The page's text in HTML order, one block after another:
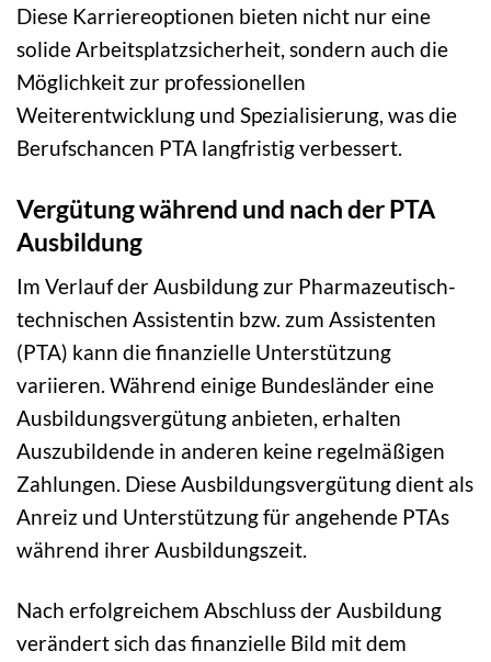
Diese Karriereoptionen bieten nicht nur eine
solide Arbeitsplatzsicherheit, sondern auch die
Möglichkeit zur professionellen
Weiterentwicklung und Spezialisierung, was die
Berufschancen PTA langfristig verbessert.
Vergütung während und nach der PTA
Ausbildung
Im Verlauf der Ausbildung zur Pharmazeutisch-
technischen Assistentin bzw. zum Assistenten
(PTA) kann die finanzielle Unterstützung
variieren. Während einige Bundesländer eine
Ausbildungsvergütung anbieten, erhalten
Auszubildende in anderen keine regelmäßigen
Zahlungen. Diese Ausbildungsvergütung dient als
Anreiz und Unterstützung für angehende PTAs
während ihrer Ausbildungszeit.
Nach erfolgreichem Abschluss der Ausbildung
verändert sich das finanzielle Bild mit dem